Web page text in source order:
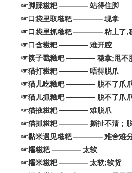
☞脚踩糍粑 ———— 站得住脚
☞口袋里取糍粑 ———— 现拿
☞口袋里抓糍粑 ———— 粘上了;
☞口含糍粑 ———— 难开腔
☞筷子戳糍粑 ———— 稳拿;甩不
☞猫打糍粑 ———— 唔得脱爪
☞猫儿吃糍粑 ———— 脱不了爪
☞猫儿抓糍粑 ———— 脱不了爪
☞猫掖糍粑 ———— 难脱爪
☞猫抓糍粑 ———— 撕扯不清；脱
☞黏米遇见糍粑 ———— 难舍难
☞糯糍粑 ———— 太软
☞糯米糍粑 ———— 太软;软货